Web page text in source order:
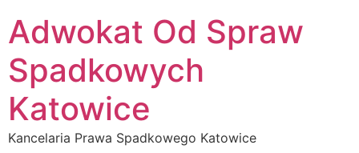
do
treści
Adwokat Od Spraw
Spadkowych
Katowice
Kancelaria Prawa Spadkowego Katowice